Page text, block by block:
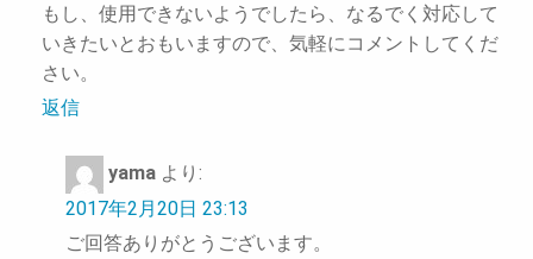
もし、使用できないようでしたら、なるでく対応して
いきたいとおもいますので、気軽にコメントしてくだ
さい。
返信
yama より:
2017年2月20日 23:13
ご回答ありがとうございます。